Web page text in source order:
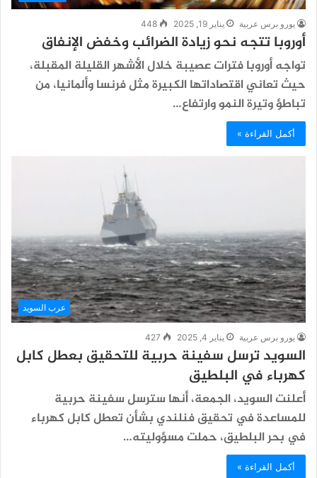
يورو برس عربية يناير 19, 2025 448
أوروبا تتجه نحو زيادة الضرائب وخفض الإنفاق
تواجه أوروبا فترات عصيبة خلال الأشهر القليلة المقبلة،
حيث تعاني اقتصاداتها الكبيرة مثل فرنسا وألمانيا، من
تباطؤ وتيرة النمو وارتفاع…
أكمل القراءة »
عرب السويد
يورو برس عربية يناير 4, 2025 427
السويد ترسل سفينة حربية للتحقيق بعطل كابل
كهرباء في البلطيق
أعلنت السويد، الجمعة، أنها سترسل سفينة حربية
للمساعدة في تحقيق فنلندي بشأن تعطل كابل كهرباء
في بحر البلطيق، حملت مسؤوليته…
أكمل القراءة »